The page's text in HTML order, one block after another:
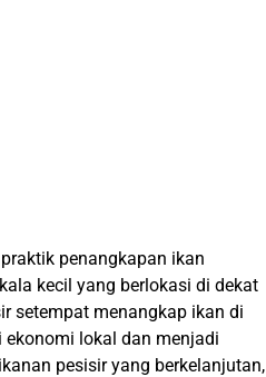
penangkapan ikan
kecil yang berlokasi di dekat
setempat menangkap ikan di
lokal dan menjadi
pesisir yang berkelanjutan,